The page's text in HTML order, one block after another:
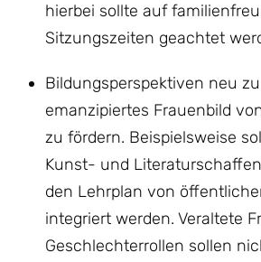
hierbei sollte auf
Sitzungszeiten geachtet
Bildungsperspektiven neu
emanzipiertes Frauenbild
zu fördern. Beispielsweise
Kunst- und
den Lehrplan von
integriert werden. Veraltete
Geschlechterrollen sollen